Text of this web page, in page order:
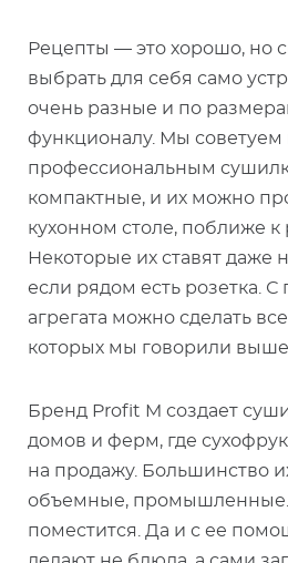
Рецепты — это хорошо, но
выбрать для себя само
очень разные и по
функционалу. Мы советуем
профессиональным
компактные, и их можно
кухонном столе, поближе к
Некоторые их ставят даже
если рядом есть розетка.
агрегата можно сделать
которых мы говорили
Бренд Profit M создает
домов и ферм, где
на продажу. Большинство
объемные, промышленные.
поместится. Да и с ее